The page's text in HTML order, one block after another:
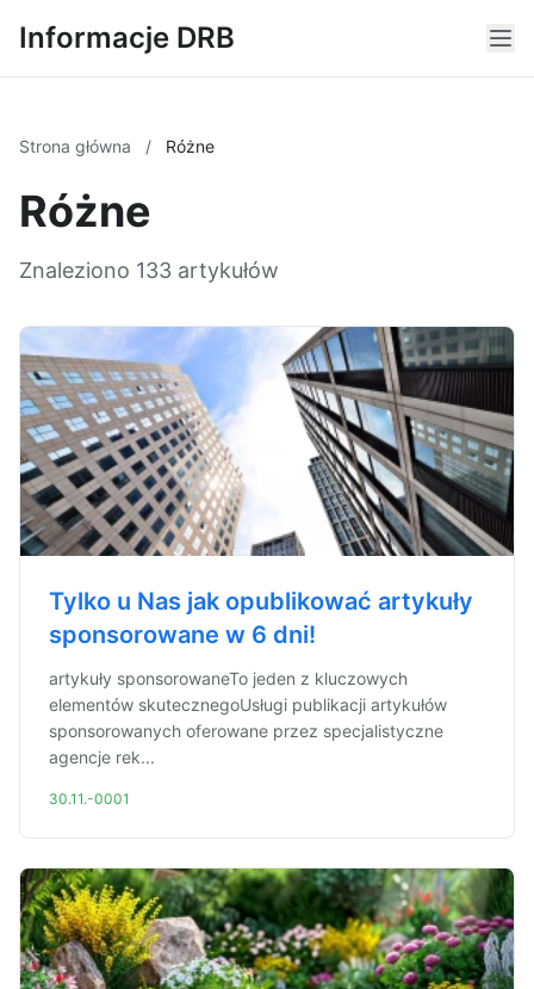
Informacje DRB
Strona główna / Różne
Różne
Znaleziono 133 artykułów
Tylko u Nas jak opublikować artykuły
sponsorowane w 6 dni!
artykuły sponsorowaneTo jeden z kluczowych
elementów skutecznegoUsługi publikacji artykułów
sponsorowanych oferowane przez specjalistyczne
agencje rek...
30.11.-0001